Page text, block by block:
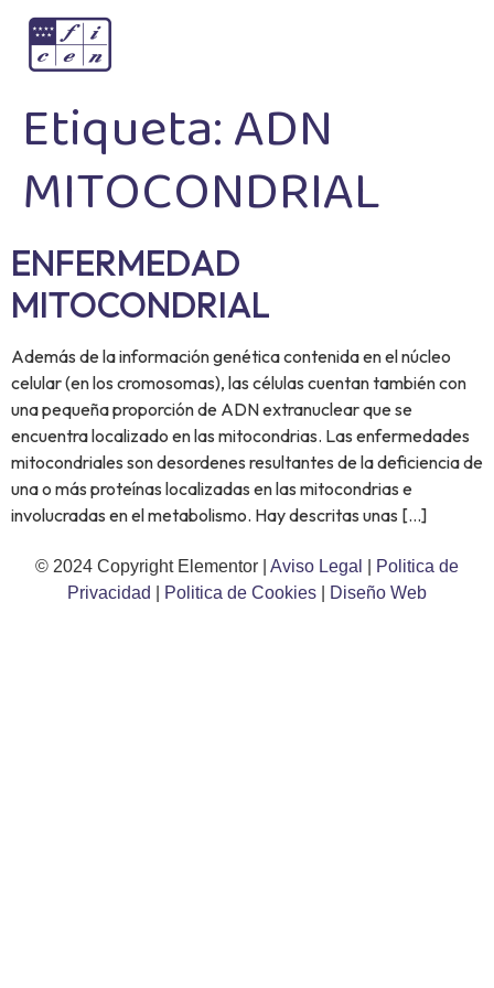
Etiqueta:ADN
MITOCONDRIAL
ENFERMEDAD
MITOCONDRIAL
Además de la información genética contenida en el núcleo
celular (en los cromosomas), las células cuentan también con
una pequeña proporción de ADN extranuclear que se
encuentra localizado en las mitocondrias. Las enfermedades
mitocondriales son desordenes resultantes de la deficiencia de
una o más proteínas localizadas en las mitocondrias e
involucradas en el metabolismo. Hay descritas unas […]
© 2024 Copyright Elementor | Aviso Legal
Politica de
Privacidad
Politica de Cookies Diseño Web